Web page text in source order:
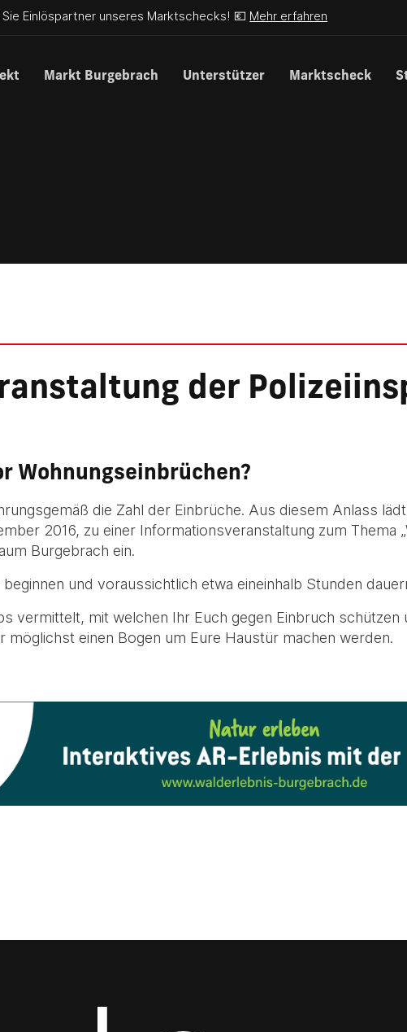
Einlöspartner unseres Marktschecks! 💶 Mehr erfahren
Markt Burgebrach Unterstützer Marktscheck
der
Wohnungseinbrüchen?
die Zahl der Einbrüche. Aus diesem Anlass
2016, zu einer Informationsveranstaltung zum Thema
Burgebrach ein.
und voraussichtlich etwa eineinhalb Stunden
vermittelt, mit welchen Ihr Euch gegen Einbruch schützen
einen Bogen um Eure Haustür machen werden.